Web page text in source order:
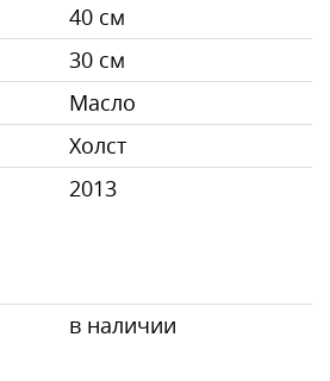
40 см
30 см
Масло
Холст
2013
в наличии